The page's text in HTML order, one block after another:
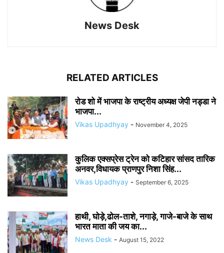
News Desk
RELATED ARTICLES
रोड शो में भाजपा के राष्ट्रीय अध्यक्ष जेपी नड्डा ने
भाजपा...
Vikas Upadhyay - November 4, 2025
कुलिक एक्सप्रेस ट्रेन को कटिहार सांसद तारिक
अनवर,विधायक प्राणपुर निशा सिंह...
Vikas Upadhyay - September 6, 2025
हाथी, घोड़े,ढोल-ताशे, नगाड़े, गाजे-बाजे के साथ
भारत माता की जय का...
News Desk - August 15, 2022